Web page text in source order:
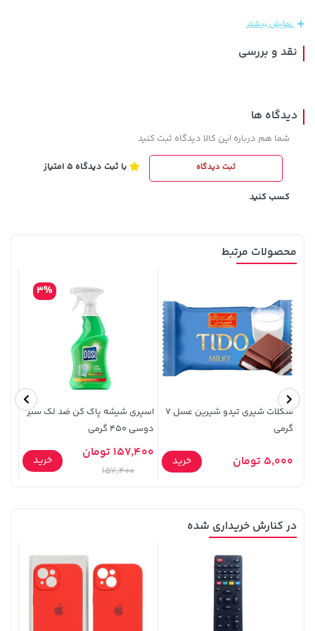
250,000
خرید
141,000 تومان
141,000 تومان
165,900
خرید
3,079,000 تومان
4,079,000
نمایش بیشتر
نقد و بررسی
دیدگاه ها
شما هم درباره این کالا دیدگاه ثبت کنید
ثبت دیدگاه با ثبت دیدگاه 5 امتیاز
کسب کنید
محصولات مرتبط
شکلات شیری تیدو شیرین عسل 7
گرمی
5,000 تومان خرید
اسپری شیشه پاک کن ضد لک سبز
دوسی 450 گرمی
3%
157,400 تومان
157,400
خرید
در کنارش خریداری شده